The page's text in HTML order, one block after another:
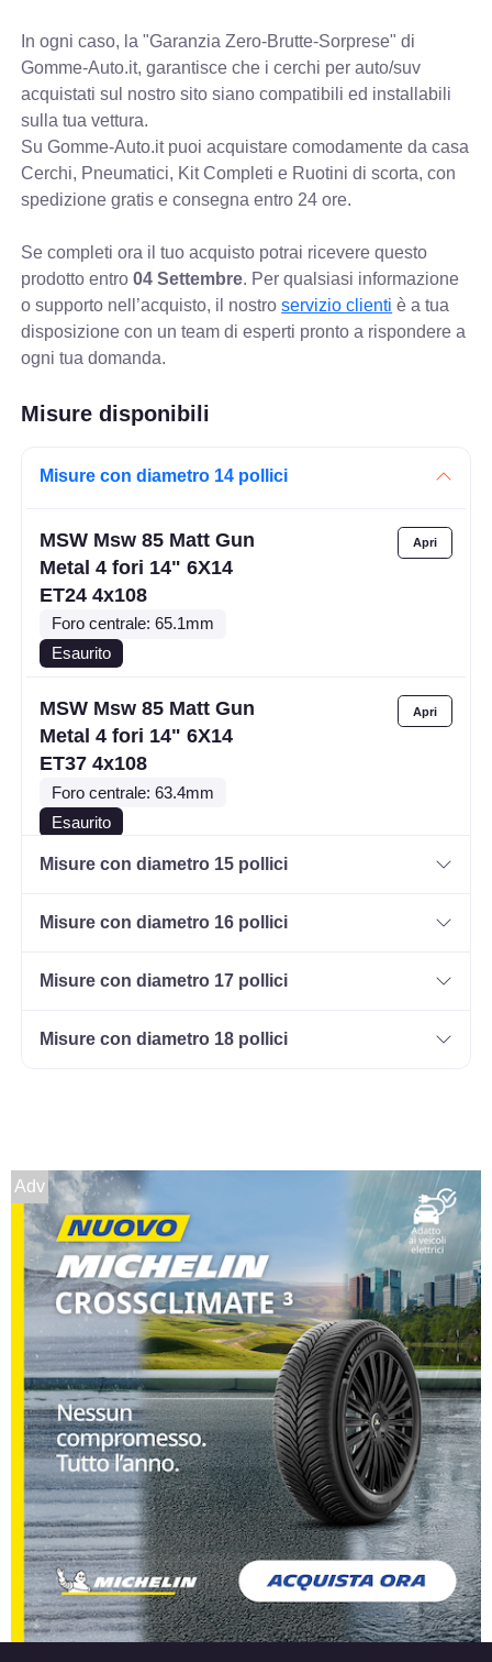
In ogni caso, la "Garanzia Zero-Brutte-Sorprese" di
Gomme-Auto.it, garantisce che i cerchi per auto/suv
acquistati sul nostro sito siano compatibili ed installabili
sulla tua vettura.
Su Gomme-Auto.it puoi acquistare comodamente da casa
Cerchi, Pneumatici, Kit Completi e Ruotini di scorta, con
spedizione gratis e consegna entro 24 ore.
Se completi ora il tuo acquisto potrai ricevere questo
prodotto entro04 Settembre. Per qualsiasi informazione
o supporto nell’acquisto, il nostroservizio clienti è a tua
disposizione con un team di esperti pronto a rispondere a
ogni tua domanda.
Misure disponibili
Misure con diametro 14 pollici
MSW Msw 85 Matt Gun
Metal 4 fori 14" 6X14
ET24 4x108
Foro centrale: 65.1mm
Esaurito
MSW Msw 85 Matt Gun
Metal 4 fori 14" 6X14
ET37 4x108
Foro centrale: 63.4mm
Esaurito
MSW Msw 85 Matt
ET35 4x100
Esaurito
MSW Msw 85 Matt
MSW Msw 85 Matt
Graphite 4 fori 14" 6X14
ET37 4x108
Foro centrale: 63.4mm
MSW Msw 85 Glossy
Black 4 fori 14" 6X14
ET35 4x100
Foro centrale: 63.4mm
Disponibile
MSW Msw 85 Glossy
Black 4 fori 14" 6X14
ET24 4x108
Foro centrale: 65.1mm
Misure con diametro 15 pollici
Misure con diametro 16 pollici
Misure con diametro 17 pollici
Misure con diametro 18 pollici
Adv